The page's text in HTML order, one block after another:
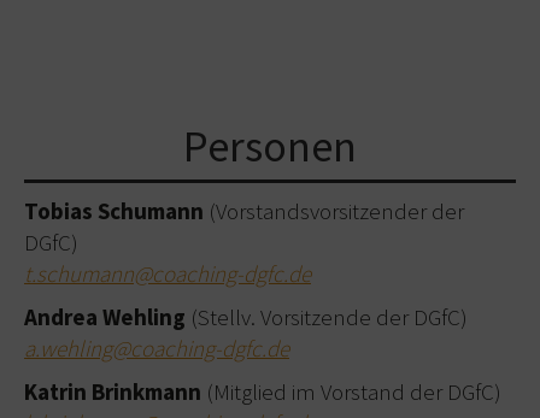
Personen
Tobias Schumann (Vorstandsvorsitzender der
DGfC)
t.schumann@coaching-dgfc.de
Andrea Wehling (Stellv. Vorsitzende der DGfC)
a.wehling@coaching-dgfc.de
Katrin Brinkmann (Mitglied im Vorstand der DGfC)